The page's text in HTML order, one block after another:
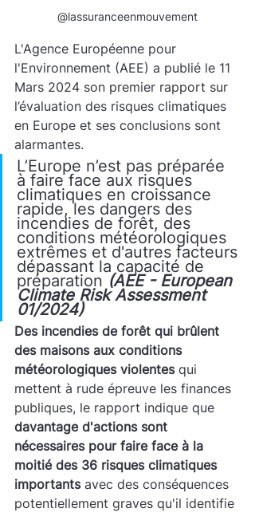
@lassuranceenmouvement
L'Agence Européenne pour
l'Environnement (AEE) a publié le 11
Mars 2024 son premier rapport sur
l’évaluation des risques climatiques
en Europe et ses conclusions sont
alarmantes.
L’Europe n’est pas préparée
à faire face aux risques
climatiques en croissance
rapide, les dangers des
incendies de forêt, des
conditions météorologiques
extrêmes et d'autres facteurs
dépassant la capacité de
préparation (AEE - European
Climate Risk Assessment
01/2024)
Des incendies de forêt qui brûlent
des maisons aux conditions
météorologiques violentes qui
mettent à rude épreuve les finances
publiques, le rapport indique que
davantage d'actions sont
nécessaires pour faire face à la
moitié des 36 risques climatiques
importants avec des conséquences
potentiellement graves qu'il identifie